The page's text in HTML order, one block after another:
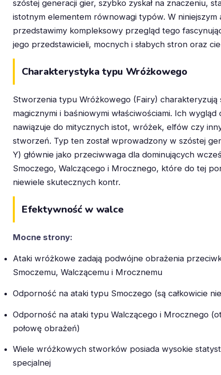
szóstej generacji gier, szybko zyskał na znaczeniu,
istotnym elementem równowagi typów. W niniejszym
przedstawimy kompleksowy przegląd tego
jego przedstawicieli, mocnych i słabych stron oraz
Charakterystyka typu Wróżkowego
Stworzenia typu Wróżkowego (Fairy) charakteryzują
magicznymi i baśniowymi właściwościami. Ich wygląd
nawiązuje do mitycznych istot, wróżek, elfów czy
stworzeń. Typ ten został wprowadzony w szóstej
Y) głównie jako przeciwwaga dla dominujących
Smoczego, Walczącego i Mrocznego, które do tej
niewiele skutecznych kontr.
Efektywność w walce
Mocne strony:
Ataki wróżkowe zadają podwójne obrażenia
Smoczemu, Walczącemu i Mrocznemu
Odporność na ataki typu Smoczego (są całkowicie
Odporność na ataki typu Walczącego i Mrocznego
połowę obrażeń)
Wiele wróżkowych stworków posiada wysokie
specjalnej